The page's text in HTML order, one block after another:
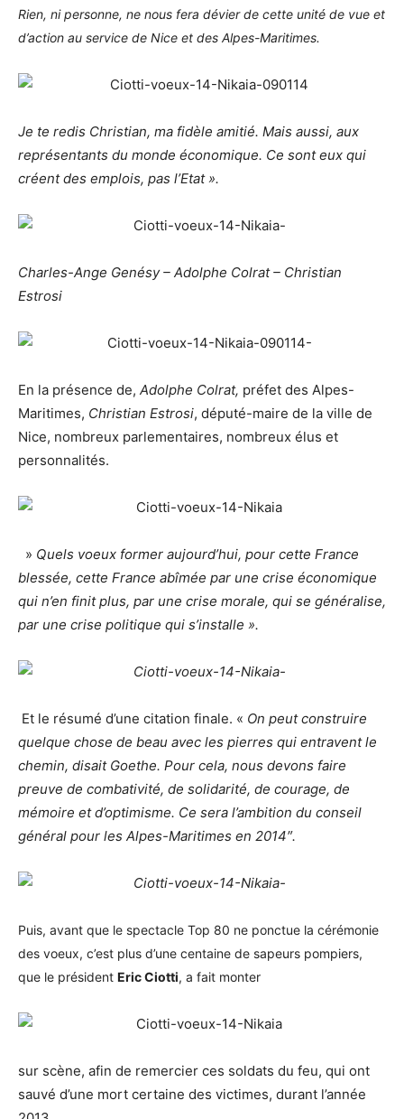
Rien, ni personne, ne nous fera dévier de cette unité de vue et
d’action au service de Nice et des Alpes-Maritimes.
Je te redis Christian, ma fidèle amitié. Mais aussi, aux
représentants du monde économique. Ce sont eux qui
créent des emplois, pas l’Etat ».
Charles-Ange Genésy – Adolphe Colrat – Christian
Estrosi
En la présence de, Adolphe Colrat, préfet des Alpes-
Maritimes, Christian Estrosi, député-maire de la ville de
Nice, nombreux parlementaires, nombreux élus et
personnalités.
» Quels voeux former aujourd’hui, pour cette France
blessée, cette France abîmée par une crise économique
qui n’en finit plus, par une crise morale, qui se généralise,
par une crise politique qui s’installe ».
Et le résumé d’une citation finale. « On peut construire
quelque chose de beau avec les pierres qui entravent le
chemin, disait Goethe. Pour cela, nous devons faire
preuve de combativité, de solidarité, de courage, de
mémoire et d’optimisme. Ce sera l’ambition du conseil
général pour les Alpes-Maritimes en 2014″.
Puis, avant que le spectacle Top 80 ne ponctue la cérémonie
des voeux, c’est plus d’une centaine de sapeurs pompiers,
que le président Eric Ciotti, a fait monter
sur scène, afin de remercier ces soldats du feu, qui ont
sauvé d’une mort certaine des victimes, durant l’année